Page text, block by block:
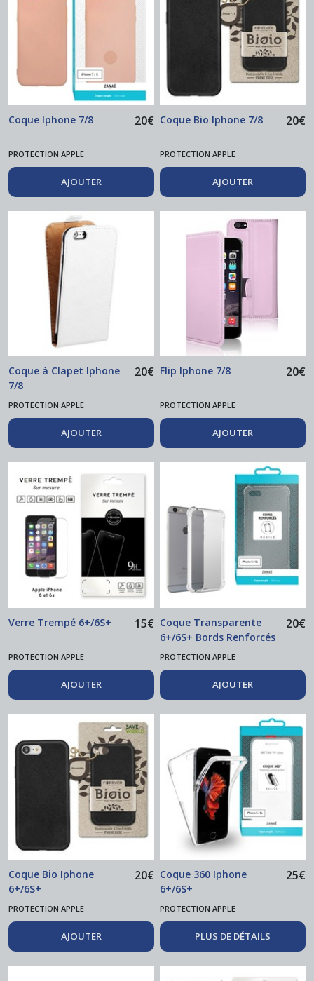
Coque Iphone 7/8 20€
PROTECTION APPLE
AJOUTER
Coque Bio Iphone 7/8 20€
PROTECTION APPLE
AJOUTER
Coque à Clapet Iphone
7/8
20€
PROTECTION APPLE
AJOUTER
Flip Iphone 7/8 20€
PROTECTION APPLE
AJOUTER
Verre Trempé 6+/6S+ 15€
PROTECTION APPLE
AJOUTER
Coque Transparente
6+/6S+ Bords Renforcés
20€
PROTECTION APPLE
AJOUTER
Coque Bio Iphone
6+/6S+
20€
PROTECTION APPLE
AJOUTER
Coque 360 Iphone
6+/6S+
25€
PROTECTION APPLE
PLUS DE DÉTAILS